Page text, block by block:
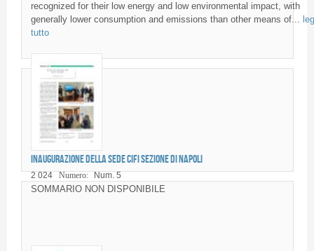
recognized for their low energy and low environmental impact, with
generally lower consumption and emissions than other means of...
tutto
Inaugurazione della Sede CIFI Sezione di Napoli
2 024 Numero: Num. 5
SOMMARIO NON DISPONIBILE